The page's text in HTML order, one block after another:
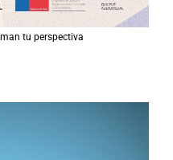
tu perspectiva